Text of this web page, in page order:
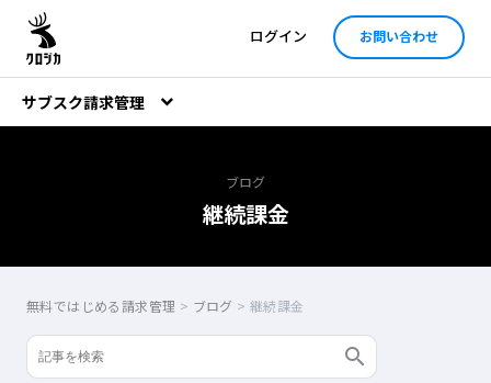
ログイン お問い合わせ
サブスク請求管理
ブログ
継続課金
無料ではじめる請求管理 > ブログ >継続課金